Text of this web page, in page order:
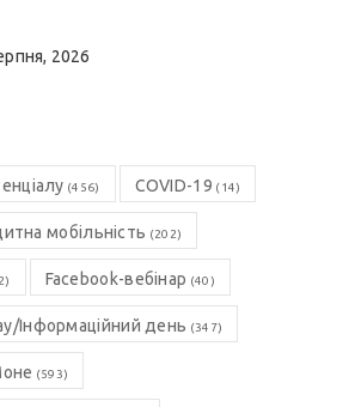
2026
(456) COVID-19 (14)
мобільність (202)
Facebook-вебінар (40)
Інформаційний день (347)
(593)